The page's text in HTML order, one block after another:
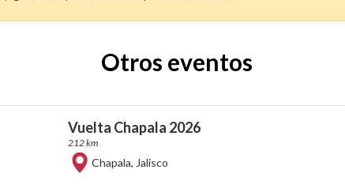
Otros eventos
Vuelta Chapala 2026
212 km
Chapala, Jalisco